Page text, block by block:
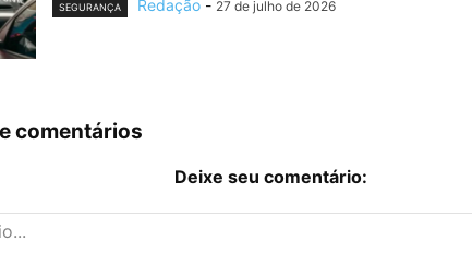
SEGURANÇA Redação - 27 de julho de 2026
comentários
Deixe seu comentário: